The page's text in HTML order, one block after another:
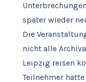
später wieder
Die
nicht alle
Leipzig reisen
Teilnehmer